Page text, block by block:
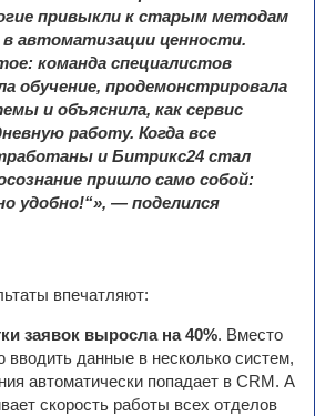
привыкли к старым методам
автоматизации ценности.
команда специалистов
обучение, продемонстрировала
и объяснила, как сервис
работу. Когда все
и Битрикс24 стал
пришло само собой:
удобно!“», — поделился
впечатляют:
заявок выросла на 40%. Вместо
вводить данные в несколько систем,
автоматически попадает в CRM. А
скорость работы всех отделов